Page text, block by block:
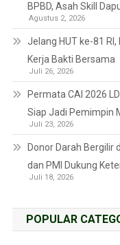
BPBD, Asah Skill
Agustus 2, 2026
Jelang HUT ke-81
Kerja Bakti Bersama
Juli 26, 2026
Permata CAI 2026
Siap Jadi Pemimpin
Juli 23, 2026
Donor Darah Bergilir
dan PMI Dukung
Juli 18, 2026
POPULAR